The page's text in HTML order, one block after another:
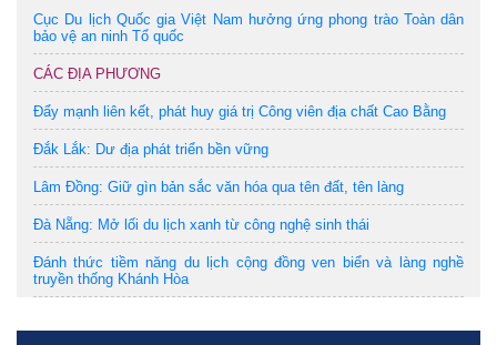
Cục Du lịch Quốc gia Việt Nam hưởng ứng phong trào Toàn dân
bảo vệ an ninh Tổ quốc
CÁC ĐỊA PHƯƠNG
Đẩy mạnh liên kết, phát huy giá trị Công viên địa chất Cao Bằng
Đắk Lắk: Dư địa phát triển bền vững
Lâm Đồng: Giữ gìn bản sắc văn hóa qua tên đất, tên làng
Đà Nẵng: Mở lối du lịch xanh từ công nghệ sinh thái
Đánh thức tiềm năng du lịch cộng đồng ven biển và làng nghề
truyền thống Khánh Hòa